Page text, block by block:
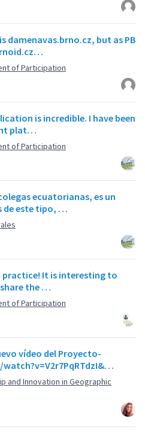
damenavas.brno.cz, but as PB
of Participation
is incredible. I have been
plat…
of Participation
ecuatorianas, es un
de este tipo, …
practice! It is interesting to
the …
of Participation
vídeo del Proyecto-
and Innovation in Geographic